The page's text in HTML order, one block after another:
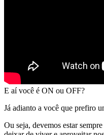
E aí você é ON ou OFF?
Já adianto a você que prefiro
Ou seja, devemos estar